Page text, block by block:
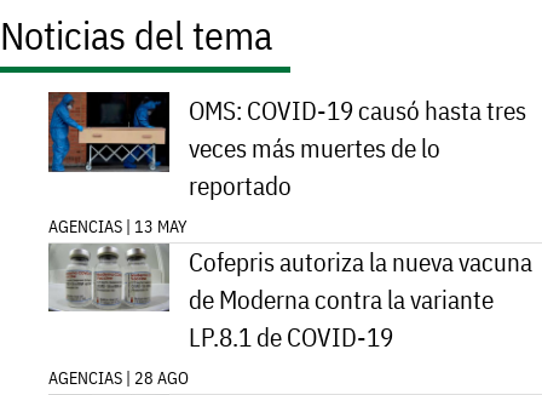
Noticias del tema
OMS: COVID-19 causó hasta tres
veces más muertes de lo
reportado
AGENCIAS | 13 MAY
Cofepris autoriza la nueva vacuna
de Moderna contra la variante
LP.8.1 de COVID-19
AGENCIAS | 28 AGO